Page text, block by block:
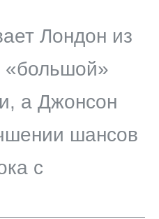
Лондон из
а Джонсон
шансов
с